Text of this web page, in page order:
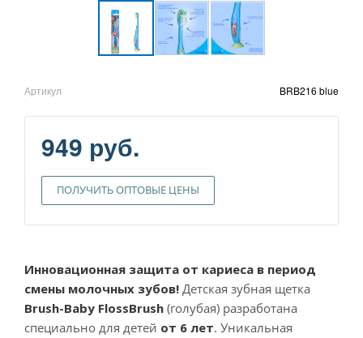
Артикул BRB216 blue
949 руб.
ПОЛУЧИТЬ ОПТОВЫЕ ЦЕНЫ
Инновационная защита от кариеса в период
смены молочных зубов! Детская зубная щетка
Brush-Baby FlossBrush (голубая) разработана
специально для детей от 6 лет. Уникальная